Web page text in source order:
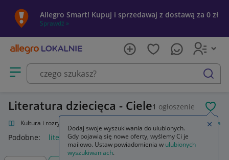
Allegro Smart! Kupuj i sprzedawaj z dostawą za 0 zł
Sprawdź »
Otwórz menu z kategoriami
szukaj
Literatura dziecięca - Ciele1 ogłoszenie
Kultura i rozrywka Literatura dziecięca
Podobne: literatura dziecięca
Dodaj swoje wyszukiwania do ulubionych.
Gdy pojawią się nowe oferty, wyślemy Ci je
mailowo. Ustaw powiadomienia w ulubionych
wyszukiwaniach.